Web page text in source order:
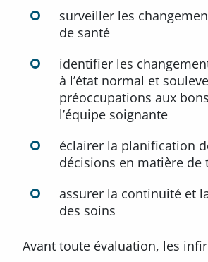
surveiller les
de santé
identifier les
à l’état normal et
préoccupations aux
l’équipe soignante
éclairer la planification
décisions en matière de
assurer la continuité et
des soins
Avant toute évaluation, les